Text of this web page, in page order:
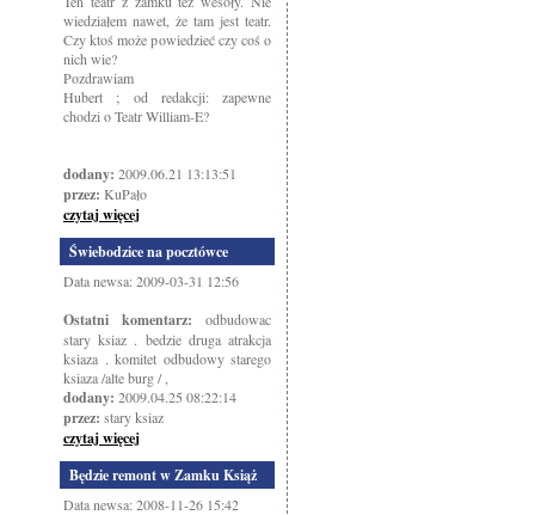
wiedziałem nawet, że tam jest teatr.
Czy ktoś może powiedzieć czy coś o
nich wie?
Pozdrawiam
Hubert ; od redakcji: zapewne
chodzi o Teatr William-E?
dodany: 2009.06.21 13:13:51
przez: KuPało
czytaj więcej
Świebodzice na pocztówce
Data newsa: 2009-03-31 12:56
Ostatni komentarz: odbudowac
stary ksiaz . bedzie druga atrakcja
ksiaza . komitet odbudowy starego
ksiaza /alte burg / ,
dodany: 2009.04.25 08:22:14
przez: stary ksiaz
czytaj więcej
Będzie remont w Zamku Książ
Data newsa: 2008-11-26 15:42